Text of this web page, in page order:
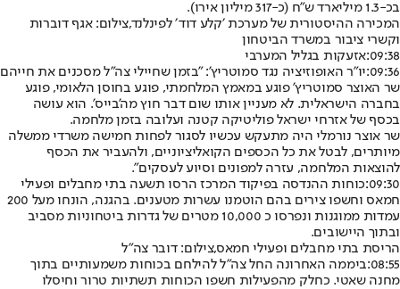
בכ-1.3 מיליארד ש"ח (כ-317 מיליון אירו).
המכירה ההיסטורית של מערכת ׳קלע דוד׳ לפינלנד,צילום: אגף דוברות
וקשרי ציבור במשרד הביטחון
09:38: אזעקות בגליל המערבי
09:36: יו"ר האופוזיציה נגד סמוטריץ': "בזמן שחיילי צה"ל מסכנים את חייהם
שר האוצר סמוטריץ' פוגע במאמץ המלחמתי, פוגע בחוסן הלאומי, פוגע
בחברה הישראלית. לא מעניין אותו שום דבר חוץ מה'בייס'. הוא עושה
בכסף של אזרחי ישראל פוליטיקה קטנה ועלובה בזמן מלחמה.
שר אוצר נורמלי היה מתעקש עכשיו לסגור לפחות חמישה משרדי ממשלה
מיותרים, לבטל את כל הכספים הקואליציוניים, ולהעביר את הכסף
להוצאות המלחמה, עזרה למפונים וסיוע לעסקים".
09:30: כוחות ההנדסה בפיקוד המרכז הרסו תשעה בתי מחבלים ופעילי
חמאס וחשפו צירים בהם הוטמנו עשרות מטענים. בהגנה, הונחו מעל 200
עמדות ממוגנות ונפרסו כ 10,000 מטרים של גדרות ביטחוניות מסביב
ובתוך היישובים.
הריסת בתי מחבלים ופעילי חמאס,צילום: דובר צה"ל
08:55: ביממה האחרונה החל צה"ל להילחם בכוחות משמעותיים בתוך
מחנה שאטי. כחלק מהפעילות חשפו הכוחות תשתיות טרור וחיסלו